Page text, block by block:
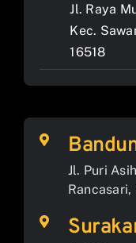
Jl. Raya
Kec.
16518
Jl. Puri
Rancasari,